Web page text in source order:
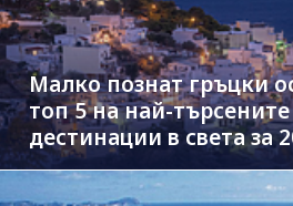
Малко познат гръцки
топ 5 на най-
дестинации в света за